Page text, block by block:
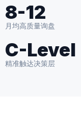
8-12
月均高质量询盘
C-Level
精准触达决策层